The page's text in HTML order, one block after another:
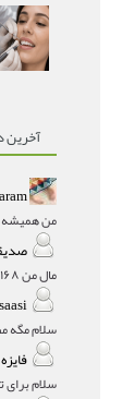
آخرین
من همیشه
فایزه